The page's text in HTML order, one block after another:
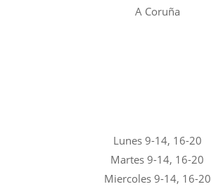
A Coruña
Lunes 9-14, 16-20
Martes 9-14, 16-20
Miercoles 9-14, 16-20